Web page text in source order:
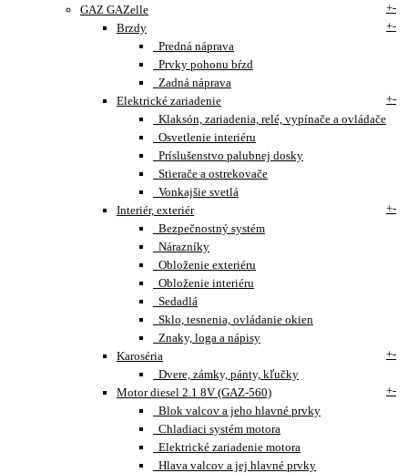
GAZ GAZelle
+-
Brzdy
+-
Predná náprava
Prvky pohonu bŕzd
Zadná náprava
Elektrické zariadenie
+-
Klaksón, zariadenia, relé, vypínače a ovládače
Osvetlenie interiéru
Príslušenstvo palubnej dosky
Stierače a ostrekovače
Vonkajšie svetlá
Interiér, exteriér
+-
Bezpečnostný systém
Nárazníky
Obloženie exteriéru
Obloženie interiéru
Sedadlá
Sklo, tesnenia, ovládanie okien
Znaky, loga a nápisy
Karoséria
+-
Dvere, zámky, pánty, kľučky
Motor diesel 2.1 8V (GAZ-560)
+-
Blok valcov a jeho hlavné prvky
Chladiaci systém motora
Elektrické zariadenie motora
Hlava valcov a jej hlavné prvky